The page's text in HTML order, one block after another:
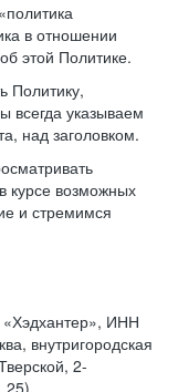
в отношении
этой Политике.
Политику,
всегда указываем
над заголовком.
курсе возможных
и стремимся
ИНН
внутригородская
2-
25).